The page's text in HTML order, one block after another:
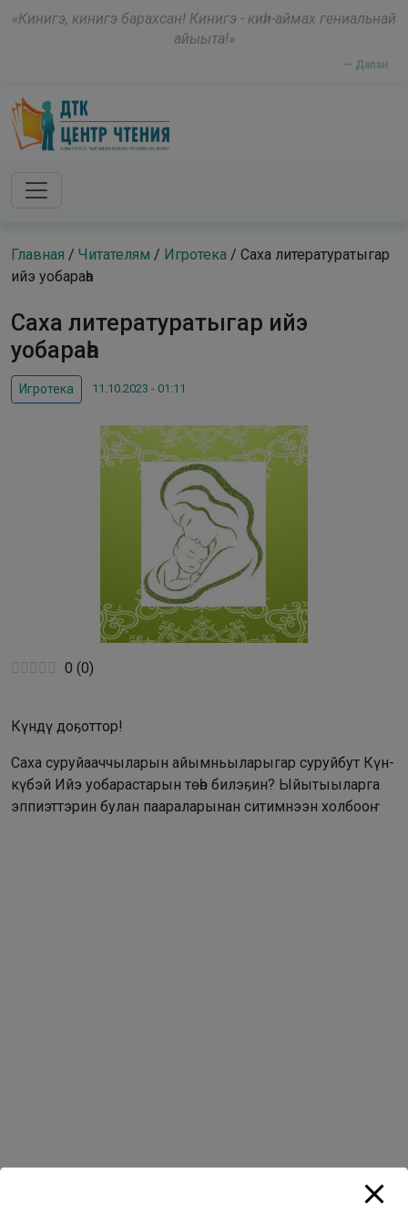
«Кинигэ, кинигэ барахсан! Кинигэ - киһи-аймах гениальнай
айыыта!»
— Далан
Skip to main content
Главная / Читателям / Игротека / Саха литературатыгар
ийэ уобараһа
Саха литературатыгар ийэ
уобараһа
Игротека 11.10.2023 - 01:11
0 (0)
Күндү доҕоттор!
Саха суруйааччыларын айымньыларыгар суруйбут Күн-
күбэй Ийэ уобарастарын төһө билэҕин? Ыйытыыларга
эппиэттэрин булан паараларынан ситимнээн холбооҥ
modal-check